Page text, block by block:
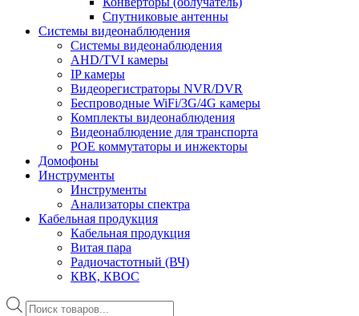
Спутниковые антенны
Системы видеонаблюдения
Системы видеонаблюдения
AHD/TVI камеры
IP камеры
Видеорегистраторы NVR/DVR
Беспроводные WiFi/3G/4G камеры
Комплекты видеонаблюдения
Видеонаблюдение для транспорта
POE коммутаторы и инжекторы
Домофоны
Инструменты
Инструменты
Анализаторы спектра
Кабельная продукция
Кабельная продукция
Витая пара
Радиочастотный (ВЧ)
КВК, КВОС
Поиск